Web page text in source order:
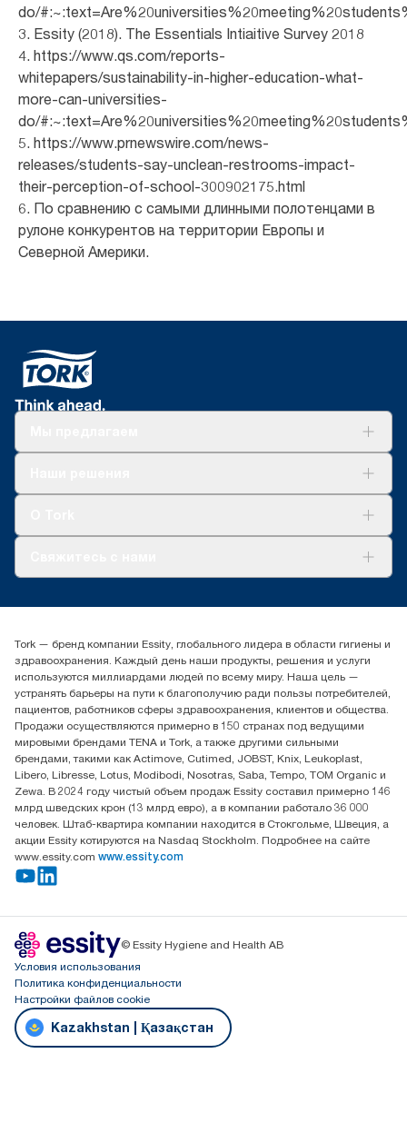
do/
3. Essity (2018). The Essentials Intiaitive Survey 2018
4. https://www.qs.com/reports-
whitepapers/sustainability-in-higher-education-what-
more-can-universities-
do/
5. https://www.prnewswire.com/news-
releases/students-say-unclean-restrooms-impact-
their-perception-of-school-300902175.html
6. По сравнению с самыми длинными полотенцами в
рулоне конкурентов на территории Европы и
Северной Америки.
(+7) 777 779 0095
Контакты на рынках СНГ
ООО «Эссити», Представительство в Казахстане Пр.
Достык, 210, 2 блок, 3 этаж,
офис №32 050051, г.
Алматы, Казахстан
Tork — бренд компании Essity, глобального лидера в области гигиены и
здравоохранения. Каждый день наши продукты, решения и услуги
используются миллиардами людей по всему миру. Наша цель —
устранять барьеры на пути к благополучию ради пользы потребителей,
пациентов, работников сферы здравоохранения, клиентов и общества.
Продажи осуществляются примерно в 150 странах под ведущими
мировыми брендами TENA и Tork, а также другими сильными
брендами, такими как Actimove, Cutimed, JOBST, Knix, Leukoplast,
Libero, Libresse, Lotus, Modibodi, Nosotras, Saba, Tempo, TOM Organic и
Zewa. В 2024 году чистый объем продаж Essity составил примерно 146
млрд шведских крон (13 млрд евро), а в компании работало 36 000
человек. Штаб-квартира компании находится в Стокгольме, Швеция, а
акции Essity котируются на Nasdaq Stockholm. Подробнее на сайте
www.essity.com www.essity.com
© Essity Hygiene and Health AB
Условия использования
Политика конфиденциальности
Настройки файлов cookie
Kazakhstan | Қазақстан